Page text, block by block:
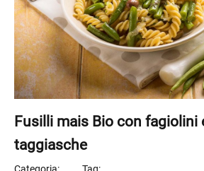
Fusilli mais Bio con fagiolini
taggiasche